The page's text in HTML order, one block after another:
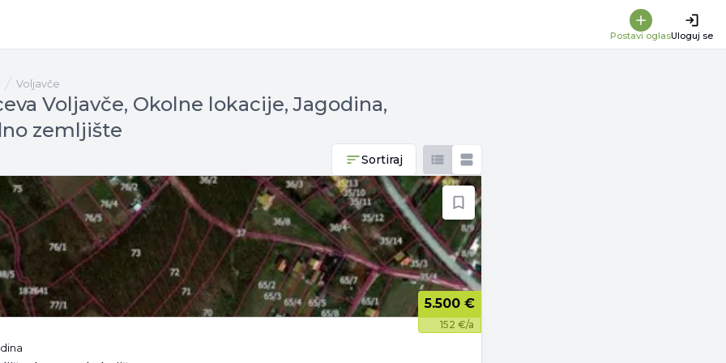
Postavi oglasUloguj se
Voljavče
Voljavče, Okolne lokacije, Jagodina,
zemljište
Sortiraj
5.500 €
152 €/a